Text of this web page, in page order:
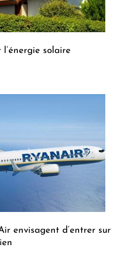
solaire
envisagent d’entrer sur